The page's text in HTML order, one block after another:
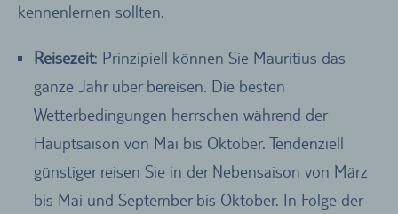
kennenlernen sollten.
Reisezeit: Prinzipiell können Sie Mauritius das
ganze Jahr über bereisen. Die besten
Wetterbedingungen herrschen während der
Hauptsaison von Mai bis Oktober. Tendenziell
günstiger reisen Sie in der Nebensaison von März
bis Mai und September bis Oktober. In Folge der